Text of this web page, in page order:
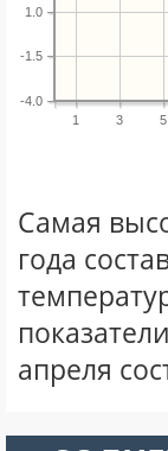
1 3 5
-4.0
-1.5
1.0
Самая
года
апреля